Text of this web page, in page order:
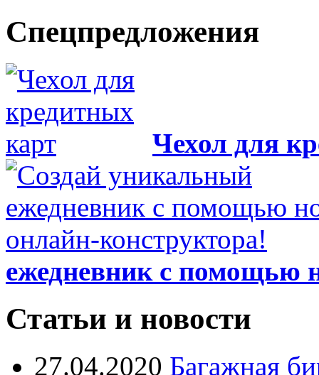
Спецпредложения
Чехол для
ежедневник с помощью
Статьи и новости
27.04.2020 Багажная